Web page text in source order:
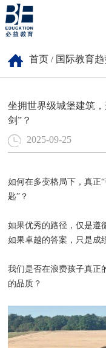
首页 / 国际教育
坐拥世界级城堡建筑
剑”？
2025-09-25
如何在多变格局下，真正
匙”？
如果优秀的路径，仅是遵
如果卓越的答案，只是
我们是否在浪费孩子真正
的品质？